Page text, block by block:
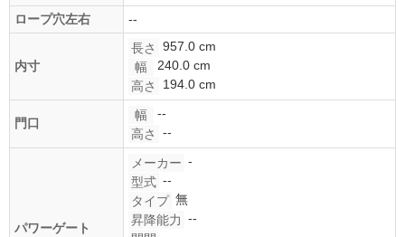
ロープ穴左右
--
内寸
長さ
957.0 cm
幅
240.0 cm
高さ
194.0 cm
門口
幅
--
高さ
--
パワーゲート
メーカー -
型式 --
タイプ 無
昇降能力 --